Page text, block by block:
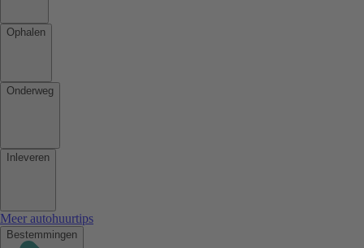
Ophalen
Onderweg
Inleveren
Meer autohuurtips
Bestemmingen